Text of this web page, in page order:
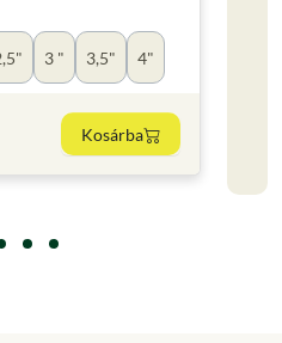
3 " 3,5" 4"
Kosárba